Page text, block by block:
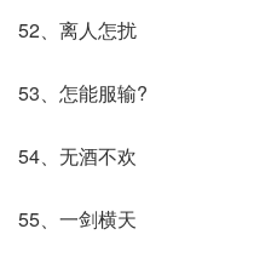
52、离人怎扰
53、怎能服输?
54、无酒不欢
55、一剑横天